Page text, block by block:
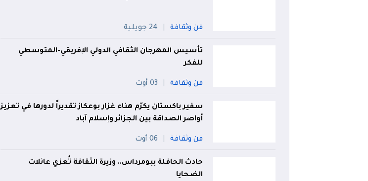
فن وثقافة 24 جويلية
تأسيس المهرجان الثقافي الدولي الإفريقي-المتوسطي
للفكر
فن وثقافة 03 أوت
سفير باكستان يكرّم هناء غزار بوعكاز تقديراً لدورها في تعزيز
أواصر الصداقة بين الجزائر وإسلام آباد
فن وثقافة 06 أوت
حادث الحافلة ببومرداس.. وزيرة الثقافة تُعزي عائلات
الضحايا